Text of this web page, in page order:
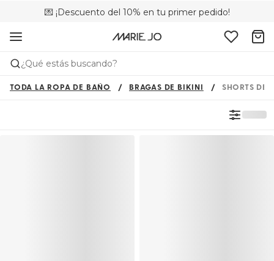
💌 ¡Descuento del 10% en tu primer pedido!
🚚 Envío gratuito a partir de 75 €
📦 Devoluciones gratuitas
¿Qué estás buscando?
TODA LA ROPA DE BAÑO BRAGAS DE BIKINI SHORTS DE